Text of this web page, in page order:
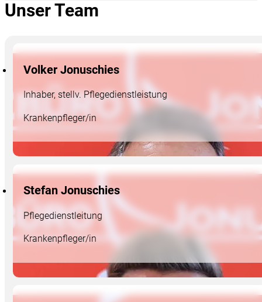
Unser Team
Volker Jonuschies
Inhaber, stellv. Pflegedienstleistung
Krankenpfleger/in
Stefan Jonuschies
Pflegedienstleitung
Krankenpfleger/in